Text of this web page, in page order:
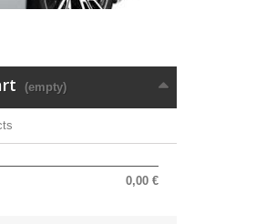
(empty)
0,00 €